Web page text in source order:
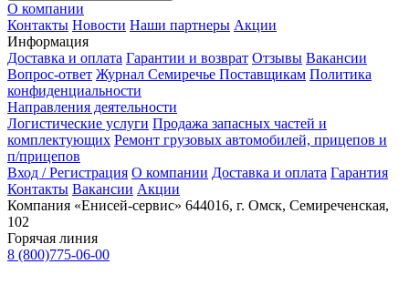
О компании
Контакты Новости Наши партнеры Акции
Информация
Доставка и оплата Гарантии и возврат Отзывы Вакансии
Вопрос-ответ Журнал Семиречье Поставщикам Политика
конфиденциальности
Направления деятельности
Логистические услуги Продажа запасных частей и
комплектующих Ремонт грузовых автомобилей, прицепов и
п/прицепов
Вход / Регистрация О компании Доставка и оплата Гарантия
Контакты Вакансии Акции
Компания «Енисей-сервис» 644016, г. Омск, Семиреченская,
102
Горячая линия
8 (800)775-06-00